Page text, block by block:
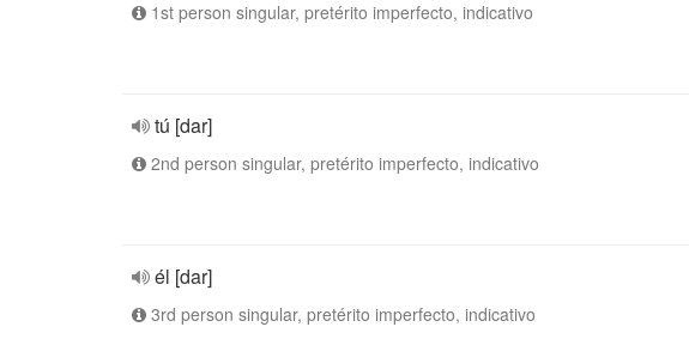
1st person singular, pretérito imperfecto, indicativo
tú [dar]
2nd person singular, pretérito imperfecto, indicativo
él [dar]
3rd person singular, pretérito imperfecto, indicativo